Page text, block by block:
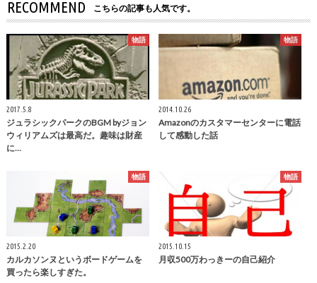
RECOMMEND こちらの記事も人気です。
物語
2017.5.8
ジュラシックパークのBGM byジョン
ウィリアムズは最高だ。趣味は財産
に…
物語
2014.10.26
Amazonのカスタマーセンターに電話
して感動した話
物語
2015.2.20
カルカソンヌというボードゲームを
買ったら楽しすぎた。
物語
2015.10.15
月収500万わっきーの自己紹介